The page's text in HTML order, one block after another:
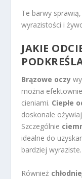
Te barwy
wyrazistości i
JAKIE
Brązowe oczy
można
cieniami. Ciepłe
doskonale
Szczególnie
idealne do
bardziej wyraziste.
Również